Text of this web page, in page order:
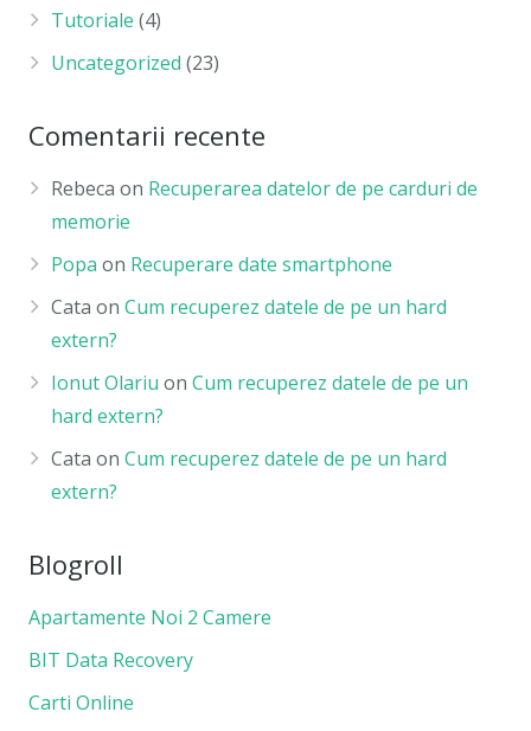
Tutoriale (4)
Uncategorized (23)
Comentarii recente
Rebeca on Recuperarea datelor de pe carduri de
memorie
Popa on Recuperare date smartphone
Cata onCum recuperez datele de pe un hard
extern?
Ionut Olariu onCum recuperez datele de pe un
hard extern?
Cata onCum recuperez datele de pe un hard
extern?
Blogroll
Apartamente Noi 2 Camere
BIT Data Recovery
Carti Online